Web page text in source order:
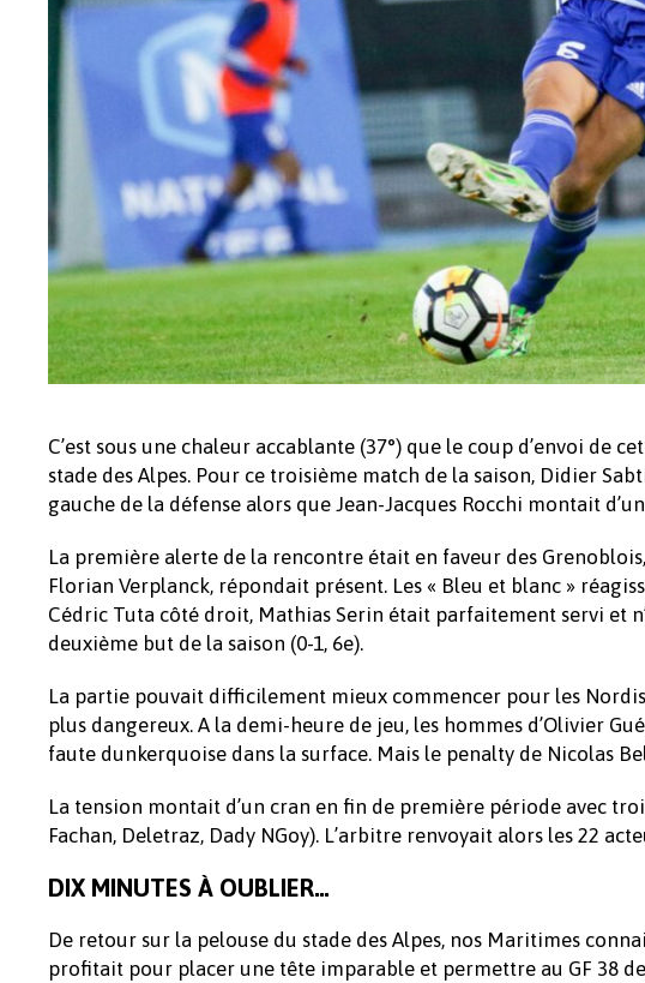
C’est sous une chaleur accablante (37°) que le coup d’envoi de
stade des Alpes. Pour ce troisième match de la saison, Didier
gauche de la défense alors que Jean-Jacques Rocchi montait
La première alerte de la rencontre était en faveur des
Florian Verplanck, répondait présent. Les « Bleu et blanc »
Cédric Tuta côté droit, Mathias Serin était parfaitement servi et
deuxième but de la saison (0-1, 6e).
La partie pouvait difficilement mieux commencer pour les
plus dangereux. A la demi-heure de jeu, les hommes d’Olivier
faute dunkerquoise dans la surface. Mais le penalty de Nicolas
La tension montait d’un cran en fin de première période avec
Fachan, Deletraz, Dady NGoy). L’arbitre renvoyait alors les 22
DIX MINUTES À OUBLIER…
De retour sur la pelouse du stade des Alpes, nos Maritimes
profitait pour placer une tête imparable et permettre au GF 38